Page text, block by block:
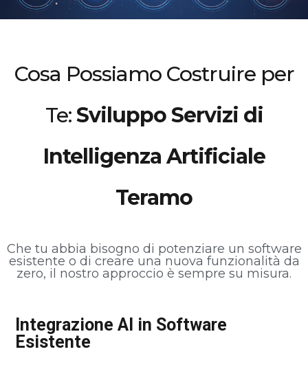
Cosa Possiamo Costruire per
Te:Sviluppo Servizi di
Intelligenza Artificiale
Teramo
Che tu abbia bisogno di potenziare un software
esistente o di creare una nuova funzionalità da
zero, il nostro approccio è sempre su misura.
Integrazione AI in Software
Esistente